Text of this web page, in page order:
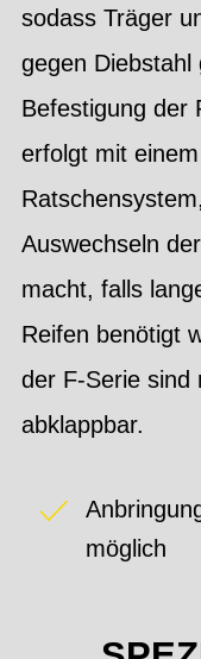
sodass Träger
gegen Diebstahl
Befestigung der
erfolgt mit
Auswechseln
macht, falls
Reifen benötigt
der F-Serie sind
abklappbar.
möglich